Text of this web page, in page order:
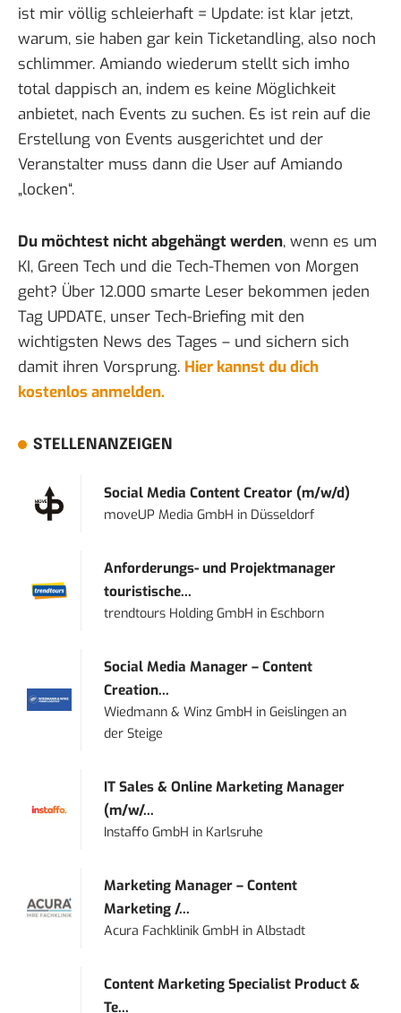
ist mir völlig schleierhaft = Update: ist klar jetzt,
warum, sie haben gar kein Ticketandling, also noch
schlimmer. Amiando wiederum stellt sich imho
total dappisch an, indem es keine Möglichkeit
anbietet, nach Events zu suchen. Es ist rein auf die
Erstellung von Events ausgerichtet und der
Veranstalter muss dann die User auf Amiando
„locken“.
Du möchtest nicht abgehängt werden, wenn es um
KI, Green Tech und die Tech-Themen von Morgen
geht? Über 12.000 smarte Leser bekommen jeden
Tag UPDATE, unser Tech-Briefing mit den
wichtigsten News des Tages – und sichern sich
damit ihren Vorsprung. Hier kannst du dich
kostenlos anmelden.
STELLENANZEIGEN
Social Media Content Creator (m/w/d)
moveUP Media GmbH in Düsseldorf
Anforderungs- und Projektmanager
touristische...
trendtours Holding GmbH in Eschborn
Social Media Manager – Content
Creation...
Wiedmann & Winz GmbH inGeislingen an
der Steige
IT Sales & Online Marketing Manager
(m/w/...
Instaffo GmbH in Karlsruhe
Marketing Manager – Content
Marketing /...
Acura Fachklinik GmbH inAlbstadt
Content Marketing Specialist Product &
Te...